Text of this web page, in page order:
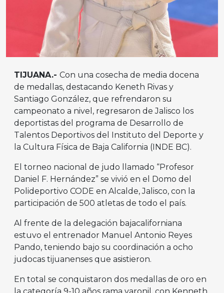
TIJUANA.- Con una cosecha de media docena
de medallas, destacando Keneth Rivas y
Santiago González, que refrendaron su
campeonato a nivel, regresaron de Jalisco los
deportistas del programa de Desarrollo de
Talentos Deportivos del Instituto del Deporte y
la Cultura Física de Baja California (INDE BC).
El torneo nacional de judo llamado “Profesor
Daniel F. Hernández” se vivió en el Domo del
Polideportivo CODE en Alcalde, Jalisco, con la
participación de 500 atletas de todo el país.
Al frente de la delegación bajacaliforniana
estuvo el entrenador Manuel Antonio Reyes
Pando, teniendo bajo su coordinación a ocho
judocas tijuanenses que asistieron.
En total se conquistaron dos medallas de oro en